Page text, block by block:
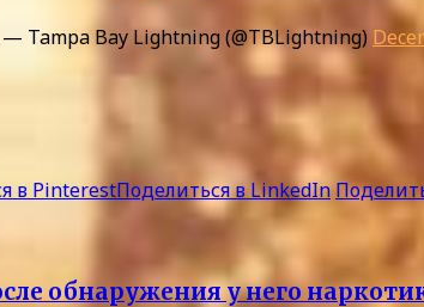
— Tampa Bay Lightning (@TBLightning)
в PinterestПоделиться в LinkedIn
обнаружения у него